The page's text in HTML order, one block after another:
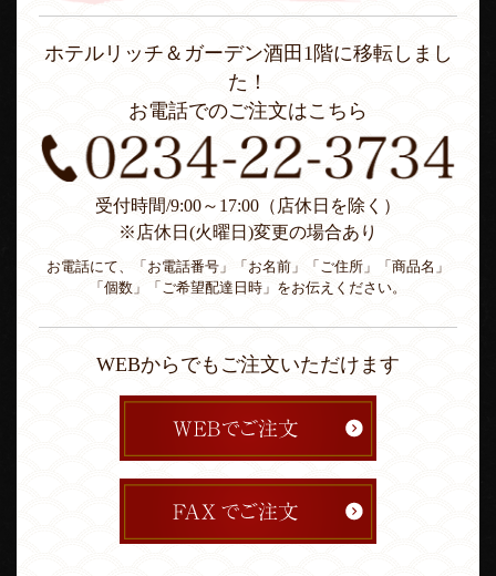
ホテルリッチ＆ガーデン酒田1階に移転しまし
た！
お電話でのご注文はこちら
受付時間/9:00～17:00（店休日を除く）
※店休日(火曜日)変更の場合あり
お電話にて、「お電話番号」「お名前」「ご住所」「商品名」
「個数」「ご希望配達日時」をお伝えください。
WEBからでもご注文いただけます